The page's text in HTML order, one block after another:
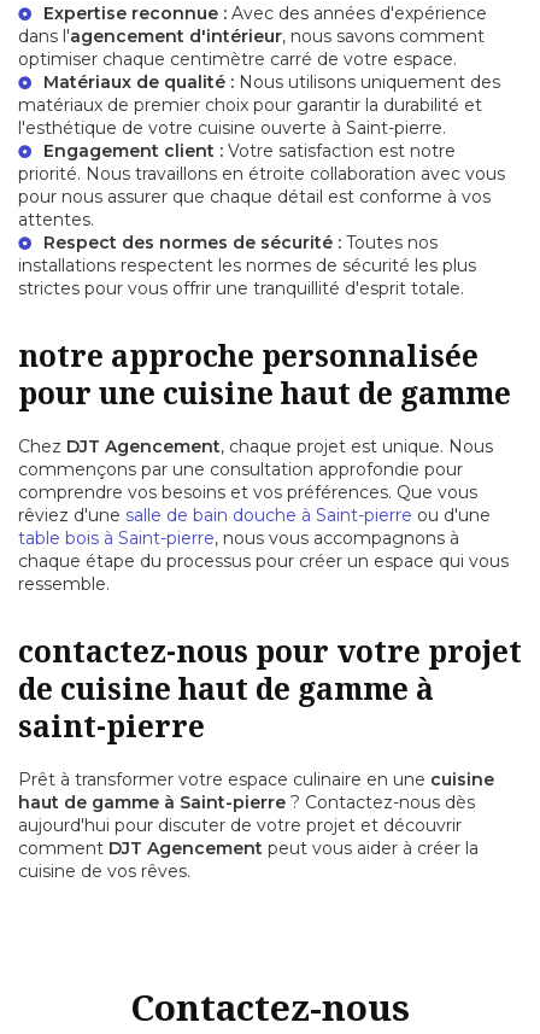
Expertise reconnue : Avec des années d'expérience
dans l'agencement d'intérieur, nous savons comment
optimiser chaque centimètre carré de votre espace.
Matériaux de qualité : Nous utilisons uniquement des
matériaux de premier choix pour garantir la durabilité et
l'esthétique de votre cuisine ouverte à Saint-pierre.
Engagement client : Votre satisfaction est notre
priorité. Nous travaillons en étroite collaboration avec vous
pour nous assurer que chaque détail est conforme à vos
attentes.
Respect des normes de sécurité : Toutes nos
installations respectent les normes de sécurité les plus
strictes pour vous offrir une tranquillité d'esprit totale.
notre approche personnalisée
pour une cuisine haut de gamme
Chez DJT Agencement, chaque projet est unique. Nous
commençons par une consultation approfondie pour
comprendre vos besoins et vos préférences. Que vous
rêviez d'une salle de bain douche à Saint-pierre ou d'une
table bois à Saint-pierre, nous vous accompagnons à
chaque étape du processus pour créer un espace qui vous
ressemble.
contactez-nous pour votre projet
de cuisine haut de gamme à
saint-pierre
Prêt à transformer votre espace culinaire en une cuisine
haut de gamme à Saint-pierre ? Contactez-nous dès
aujourd'hui pour discuter de votre projet et découvrir
comment DJT Agencement peut vous aider à créer la
cuisine de vos rêves.
Contactez-nous